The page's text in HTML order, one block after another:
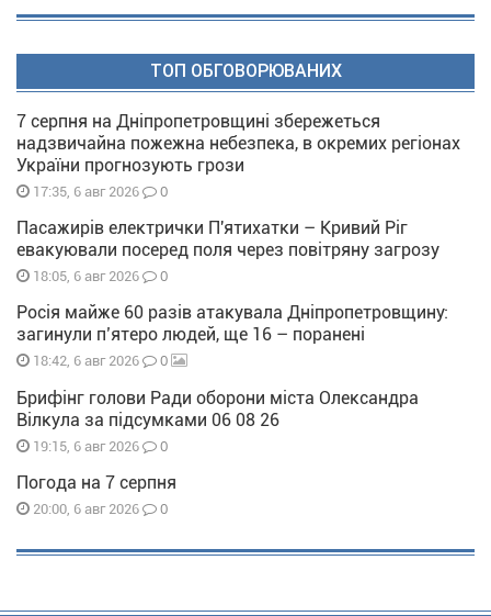
ТОП ОБГОВОРЮВАНИХ
7 серпня на Дніпропетровщині збережеться
надзвичайна пожежна небезпека, в окремих регіонах
України прогнозують грози
17:35, 6 авг 2026 0
Пасажирів електрички П'ятихатки – Кривий Ріг
евакуювали посеред поля через повітряну загрозу
18:05, 6 авг 2026 0
Росія майже 60 разів атакувала Дніпропетровщину:
загинули п’ятеро людей, ще 16 – поранені
18:42, 6 авг 2026 0
Брифінг голови Ради оборони міста Олександра
Вілкула за підсумками 06 08 26
19:15, 6 авг 2026 0
Погода на 7 серпня
20:00, 6 авг 2026 0